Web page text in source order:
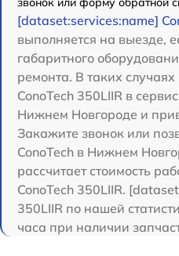
[dataset:services:name]
выполняется на выезде,
габаритного
ремонта. В таких
ConoTech 350LIIR в
Нижнем Новгороде и
Закажите звонок или
ConoTech в Нижнем
рассчитает стоимость
ConoTech 350LIIR.
350LIIR по нашей
часа при наличии